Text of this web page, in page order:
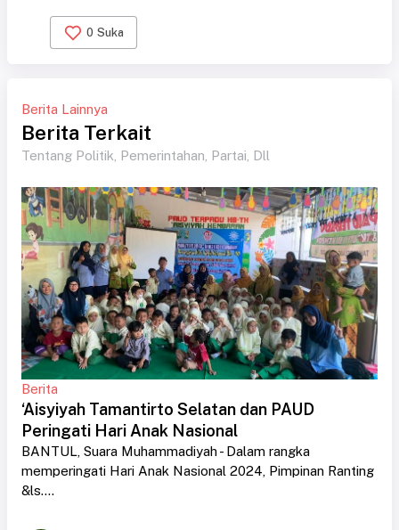
0 Suka
Berita Lainnya
Berita Terkait
Tentang Politik, Pemerintahan, Partai, Dll
Berita
‘Aisyiyah Tamantirto Selatan dan PAUD
Peringati Hari Anak Nasional
BANTUL, Suara Muhammadiyah - Dalam rangka
memperingati Hari Anak Nasional 2024, Pimpinan Ranting
&ls....